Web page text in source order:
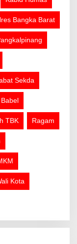
Bangka Barat
Sekda
TBK Ragam
Kota